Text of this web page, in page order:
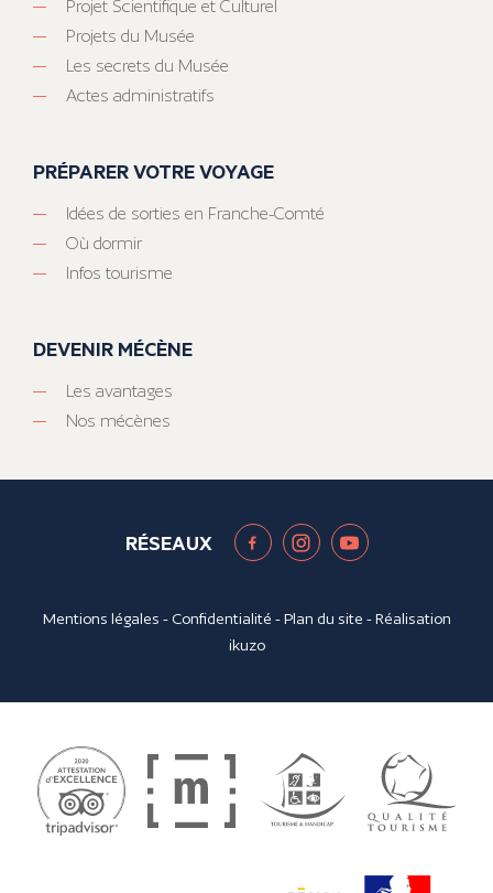
Projet Scientifique et Culturel
Projets du Musée
Les secrets du Musée
Actes administratifs
PRÉPARER VOTRE VOYAGE
Idées de sorties en Franche-Comté
Où dormir
Infos tourisme
DEVENIR MÉCÈNE
Les avantages
Nos mécènes
RÉSEAUX
Mentions légales - Confidentialité -Plan du site - Réalisation
ikuzo